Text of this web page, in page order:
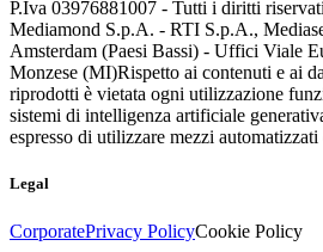
P.Iva 03976881007 - Tutti i diritti
Mediamond S.p.A. - RTI S.p.A.,
Amsterdam (Paesi Bassi) - Uffici Viale
Monzese (MI)Rispetto ai contenuti e ai
riprodotti è vietata ogni utilizzazione
sistemi di intelligenza artificiale
espresso di utilizzare mezzi
Legal
CorporatePrivacy PolicyCookie Policy